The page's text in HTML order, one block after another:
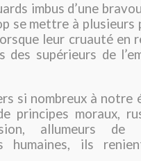
imbus d’une
se mettre à
leur cruauté en
supérieurs de
si nombreux à notre
principes moraux,
allumeurs de
humaines, ils